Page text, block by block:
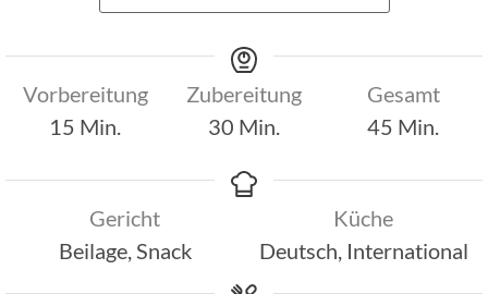
Vorbereitung
15 Minuten
Min.
Zubereitung
30 Minuten
Min.
Gesamt
45 Minuten
Min.
Gericht
Beilage, Snack
Küche
Deutsch, International